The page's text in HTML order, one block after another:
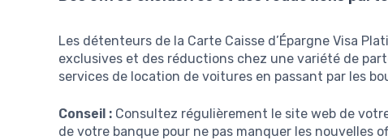
Les détenteurs de la Carte Caisse d’Épargne Visa
exclusives et des réductions chez une variété de
services de location de voitures en passant par les
Conseil : Consultez régulièrement le site web de
de votre banque pour ne pas manquer les nouvelles